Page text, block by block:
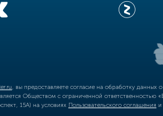
, вы предоставляете согласие на обработку
Обществом с ограниченной
15А) на условиях Пользовательского соглашения и